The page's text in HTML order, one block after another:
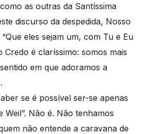
as outras da Santíssima
discurso da despedida, Nosso
eles sejam um, com Tu e Eu
Credo é claríssimo: somos mais
em que adoramos a
se é possível ser-se apenas
Weil”. Não é. Não tenhamos
não entende a caravana de